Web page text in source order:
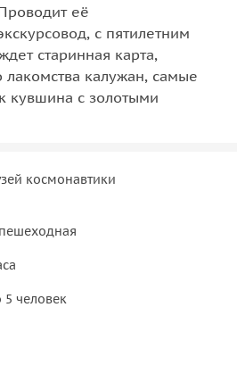
её
с пятилетним
старинная карта,
лакомства калужан, самые
кувшина с золотыми
космонавтики
человек